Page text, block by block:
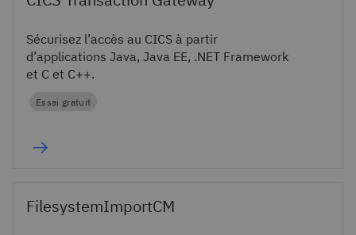
Sécurisez l’accès au CICS à partir
d’applications Java, Java EE, .NET Framework
et C et C++.
Essai gratuit
FilesystemImportCM